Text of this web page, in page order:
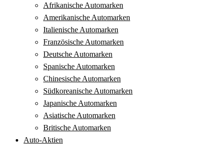
Afrikanische Automarken
Amerikanische Automarken
Italienische Automarken
Französische Automarken
Deutsche Automarken
Spanische Automarken
Chinesische Automarken
Südkoreanische Automarken
Japanische Automarken
Asiatische Automarken
Britische Automarken
Auto-Aktien